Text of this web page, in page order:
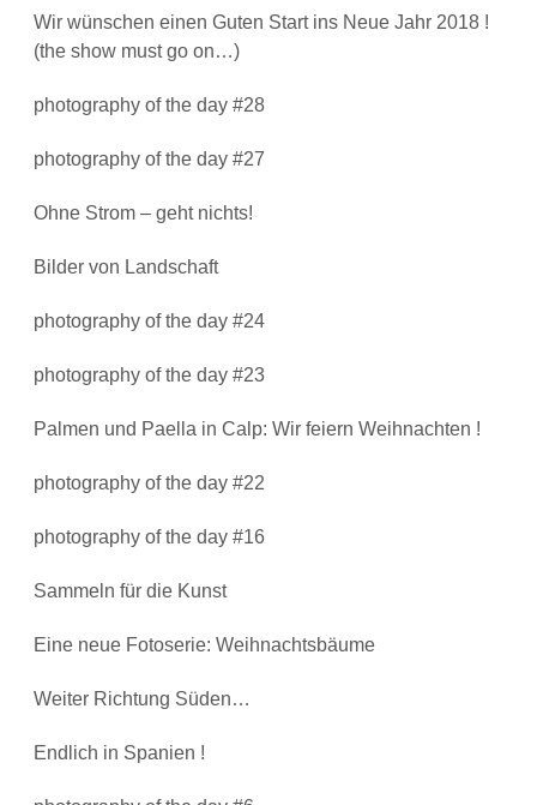
Wir wünschen einen Guten Start ins Neue Jahr 2018 !
(the show must go on…)
photography of the day #28
photography of the day #27
Ohne Strom – geht nichts!
Bilder von Landschaft
photography of the day #24
photography of the day #23
Palmen und Paella in Calp: Wir feiern Weihnachten !
photography of the day #22
photography of the day #16
Sammeln für die Kunst
Eine neue Fotoserie: Weihnachtsbäume
Weiter Richtung Süden…
Endlich in Spanien !